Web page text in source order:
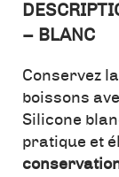
– BLANC
Conservez
boissons
Silicone
pratique et